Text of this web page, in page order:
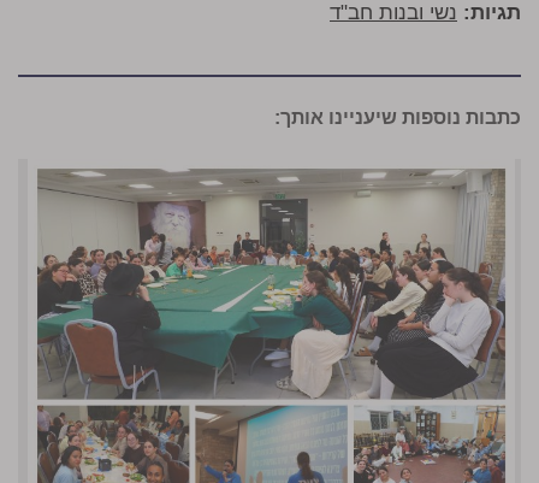
תגיות: נשי ובנות חב"ד
כתבות נוספות שיעניינו אותך: